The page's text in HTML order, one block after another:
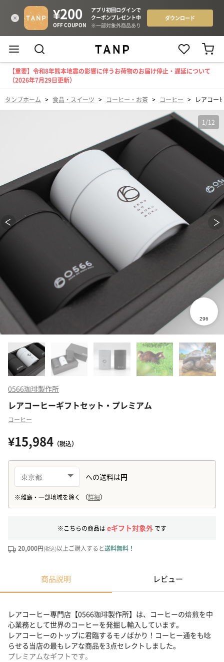
【重要】令和8年熊本地震の影響に伴うお荷物のお届け停止・遅延について
（2026年7月29日更新）
タンプホーム > 食品・スイーツ > コーヒー・お茶 > コーヒー > レアコー
1 /12
0566珈琲製作所
レアコーヒーギフトセット・プレミアム
コーヒー
¥15,984 （税込）
※こちらの商品はeギフト対象外 です
20,000円(税込)以上ご購入すると送料無料！
商品説明 レビュー
レアコーヒー専門店【0566珈琲製作所】は、コーヒーの焙煎を中
心業務として世界のコーヒーを発掘し輸入しています。
レアコーヒーのトップに君臨するモノばかり！コーヒー通をも唸
らせる当店の最もレアな商品を3点セレクトしました。
プレミアムなギフトです。